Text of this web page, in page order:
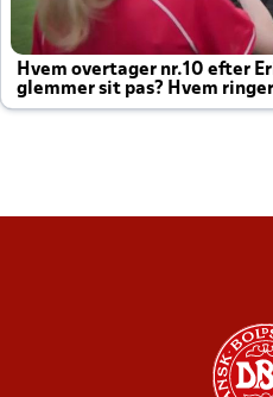
Hvem overtager nr.10 efter
glemmer sit pas? Hvem
altid til efter kampe?